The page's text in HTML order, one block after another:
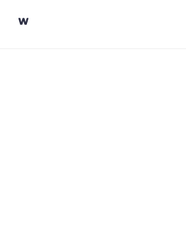
onlarca uygulamanın